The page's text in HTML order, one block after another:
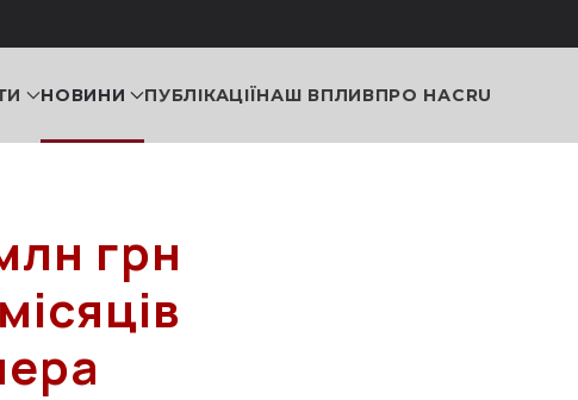
НОВИНИ ПУБЛІКАЦІЇНАШ ВПЛИВПРО НАСRU
грн